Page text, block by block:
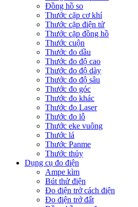
Đồng hồ so
Thước cặp cơ khí
Thước cặp điện tử
Thước cặp đồng hồ
Thước cuộn
Thước đo dầu
Thước đo độ cao
Thước đo độ dày
Thước đo độ sâu
Thước đo góc
Thước đo khác
Thước đo Laser
Thước đo lỗ
Thước eke vuông
Thước lá
Thước Panme
Thước thủy
Dụng cụ đo điện
Ampe kìm
Bút thử điện
Đo điện trở cách điện
Đo điện trở đất